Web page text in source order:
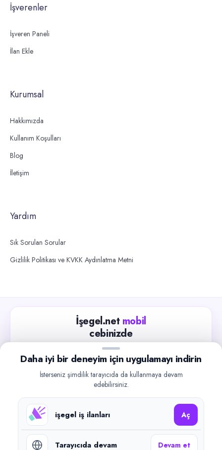
İşverenler
İşveren Paneli
İlan Ekle
Kurumsal
Hakkımızda
Kullanım Koşulları
Blog
İletişim
Yardım
Sık Sorulan Sorular
Gizlilik Politikası ve KVKK Aydınlatma Metni
İşegel.net mobil
cebinizde
Güncel iş ilanlarını takip edin, işverenlerle hızlıca
iletişime geçin.
Google Play
©2026işegel.net. Tüm hakları saklıdır.
Daha iyi bir deneyim için uygulamayı indirin
İsterseniz şimdilik tarayıcıda da kullanmaya devam
edebilirsiniz.
işegel iş ilanları Aç
Tarayıcıda devam Devam et